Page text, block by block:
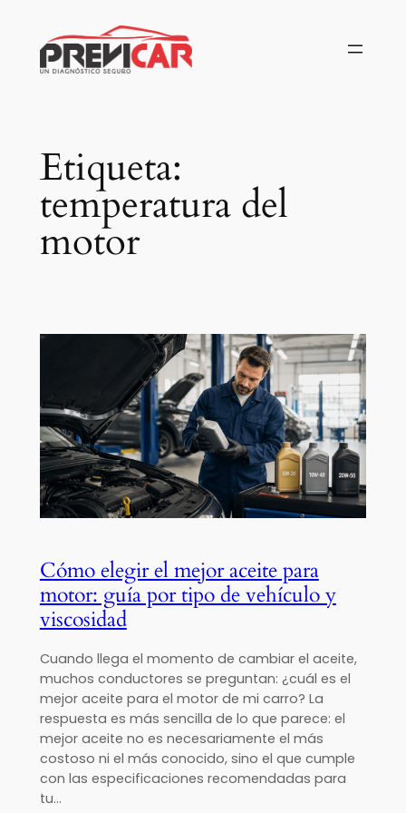
contenido
Etiqueta:
temperatura del
motor
Cómo elegir el mejor aceite para
motor: guía por tipo de vehículo y
viscosidad
Cuando llega el momento de cambiar el aceite,
muchos conductores se preguntan: ¿cuál es el
mejor aceite para el motor de mi carro? La
respuesta es más sencilla de lo que parece: el
mejor aceite no es necesariamente el más
costoso ni el más conocido, sino el que cumple
con las especificaciones recomendadas para
tu…